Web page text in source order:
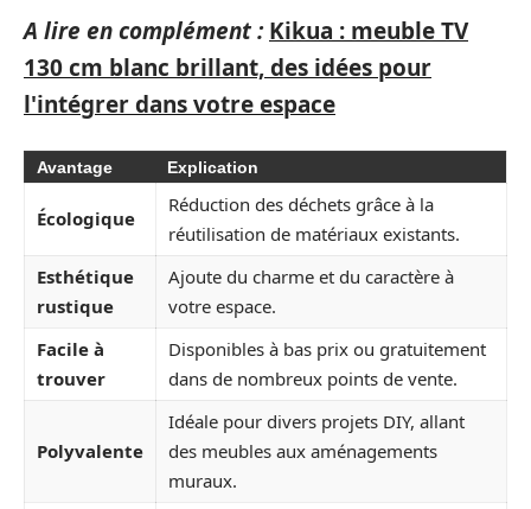
A lire en complément : Kikua : meuble TV
130 cm blanc brillant, des idées pour
l'intégrer dans votre espace
Avantage Explication
Écologique
Réduction des déchets grâce à la
réutilisation de matériaux existants.
Esthétique
rustique
Ajoute du charme et du caractère à
votre espace.
Facile à
trouver
Disponibles à bas prix ou gratuitement
dans de nombreux points de vente.
Polyvalente
Idéale pour divers projets DIY, allant
des meubles aux aménagements
muraux.